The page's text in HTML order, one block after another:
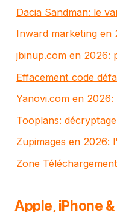
Dacia Sandman: le
Inward marketing en
jbinup.com en 2026:
Effacement code
Yanovi.com en
Tooplans:
Zupimages en 2026:
Zone
Apple, iPhone